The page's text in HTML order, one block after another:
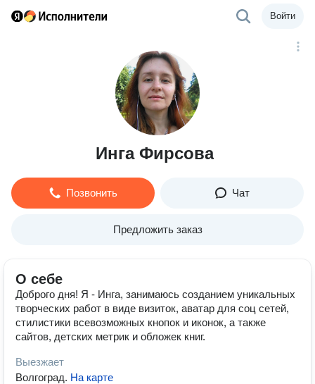
Войти
Инга Фирсова
Позвонить Чат
Предложить заказ
О себе
Доброго дня! Я - Инга, занимаюсь созданием уникальных
творческих работ в виде визиток, аватар для соц сетей,
стилистики всевозможных кнопок и иконок, а также
сайтов, детских метрик и обложек книг.
Выезжает
Волгоград. На карте